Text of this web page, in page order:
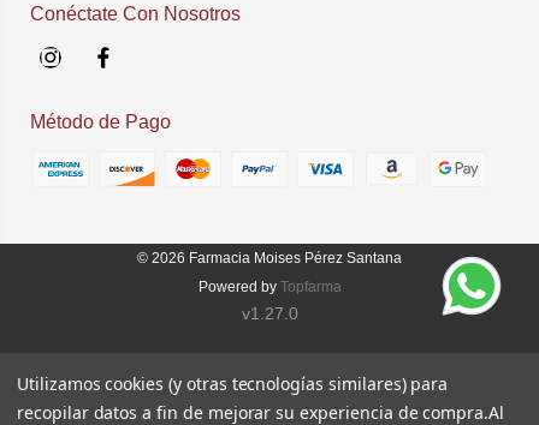
Conéctate Con Nosotros
InstagramFacebook
Método de Pago
© 2026 Farmacia Moises Pérez Santana
Powered by Topfarma
v1.27.0
Utilizamos cookies (y otras tecnologías similares) para
recopilar datos a fin de mejorar su experiencia de compra.Al